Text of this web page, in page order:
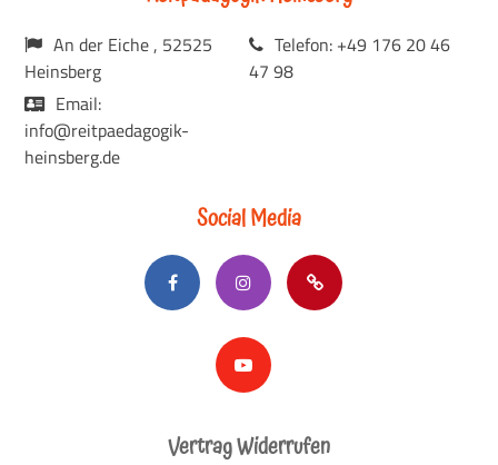
An der Eiche , 52525
Heinsberg
Telefon: +49 176 20 46
47 98
Email:
info@reitpaedagogik-
heinsberg.de
Social Media
Vertrag Widerrufen